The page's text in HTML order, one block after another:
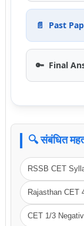
📄 Past
🔑 Final
🔍 संबंधित
RSSB CET
Rajasthan CET
CET 1/3